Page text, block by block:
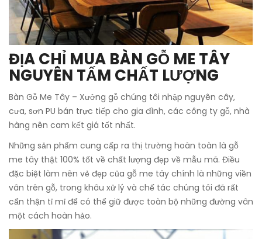
ĐỊA CHỈ MUA BÀN GỖ ME TÂY
NGUYÊN TẤM CHẤT LƯỢNG
Bàn Gỗ Me Tây – Xưởng gỗ chúng tôi nhập nguyên cây,
cưa, sơn PU bán trực tiếp cho gia đình, các công ty gỗ, nhà
hàng nên cam kết giá tốt nhất.
Những sản phẩm cung cấp ra thị trường hoàn toàn là gỗ
me tây thật 100% tốt về chất lượng đẹp về mẫu mã. Điều
đặc biệt làm nên vẻ đẹp của gỗ me tây chính là những viền
vân trên gỗ, trong khâu xử lý và chế tác chúng tôi đã rất
cẩn thận tỉ mỉ để có thể giữ được toàn bộ những đường vân
một cách hoàn hảo.